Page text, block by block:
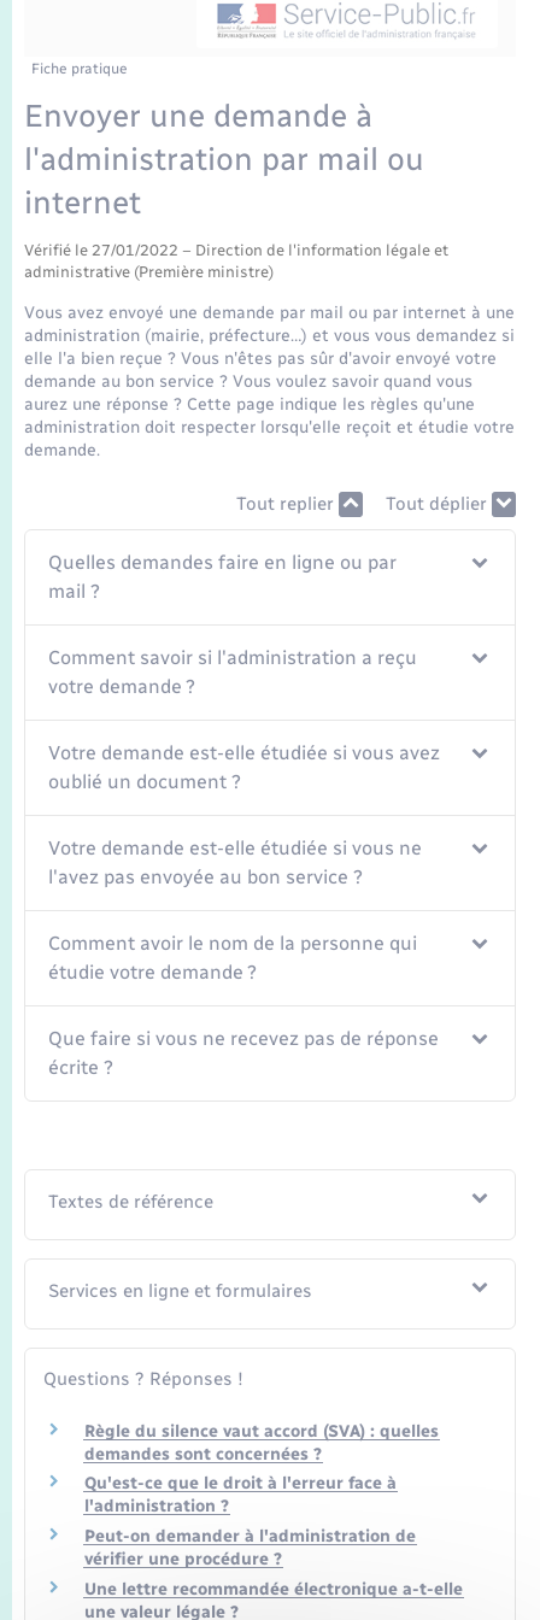
Mariage – PACS
Parrainage civil
Recensement
Fiche pratique
Envoyer une demande à
l'administration par mail ou
internet
Vérifié le 27/01/2022 – Direction de l'information légale et
administrative (Première ministre)
Vous avez envoyé une demande par mail ou par internet à une
administration (mairie, préfecture…) et vous vous demandez si
elle l'a bien reçue ? Vous n'êtes pas sûr d'avoir envoyé votre
demande au bon service ? Vous voulez savoir quand vous
aurez une réponse ? Cette page indique les règles qu'une
administration doit respecter lorsqu'elle reçoit et étudie votre
demande.
Tout replier Tout déplier
Quelles demandes faire en ligne ou par
mail ?
Comment savoir si l'administration a reçu
votre demande ?
Votre demande est-elle étudiée si vous avez
oublié un document ?
Votre demande est-elle étudiée si vous ne
l'avez pas envoyée au bon service ?
Comment avoir le nom de la personne qui
étudie votre demande ?
Que faire si vous ne recevez pas de réponse
écrite ?
Textes de référence
Services en ligne et formulaires
Questions ? Réponses !
Règle du silence vaut accord (SVA) : quelles
demandes sont concernées ?
Qu'est-ce que le droit à l'erreur face à
l'administration ?
Peut-on demander à l'administration de
vérifier une procédure ?
Une lettre recommandée électronique a-t-elle
une valeur légale ?